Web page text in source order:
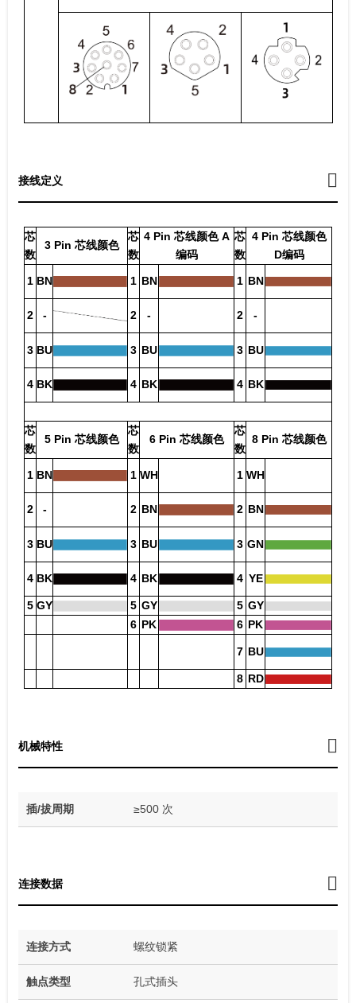
接线定义
芯
数
3 Pin 芯线颜色
芯
数
4 Pin 芯线颜色 A
编码
芯
数
4 Pin 芯线颜色
D编码
1 BN 1 BN 1 BN
2 - 2 - 2 -
3 BU 3 BU 3 BU
4 BK 4 BK 4 BK
芯
数
5 Pin 芯线颜色
芯
数
6 Pin 芯线颜色
芯
数
8 Pin 芯线颜色
1 BN 1 WH 1 WH
2 - 2 BN 2 BN
3 BU 3 BU 3 GN
4 BK 4 BK 4 YE
5 GY 5 GY 5 GY
6 PK 6 PK
7 BU
8 RD
机械特性
插/拔周期 ≥500 次
连接数据
连接方式 螺纹锁紧
触点类型 孔式插头